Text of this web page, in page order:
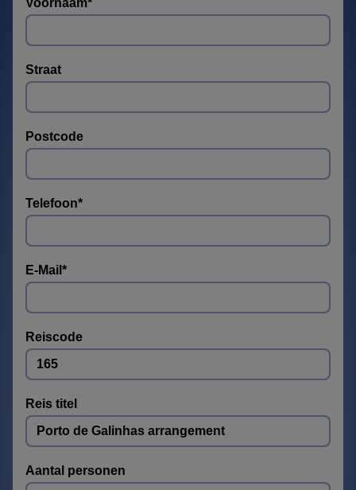
Straat
Postcode
Telefoon*
E-Mail *
Reiscode
Reis titel
Aantal personen